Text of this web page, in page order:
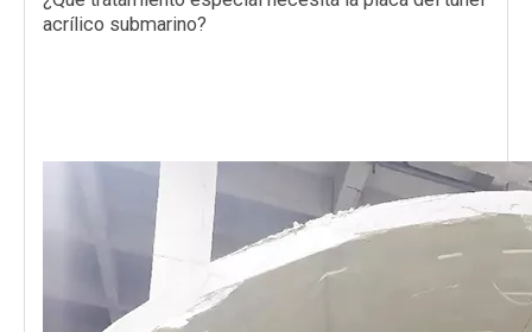
acrílico submarino?